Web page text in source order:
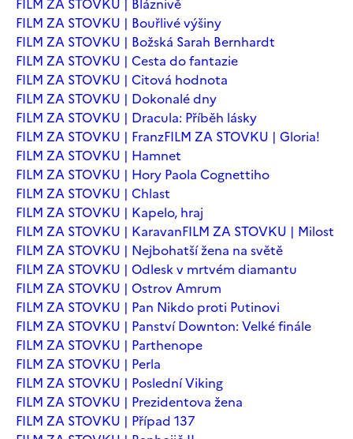
FILM ZA STOVKU | Bouřlivé výšiny
FILM ZA STOVKU | Božská Sarah Bernhardt
FILM ZA STOVKU | Cesta do fantazie
FILM ZA STOVKU | Citová hodnota
FILM ZA STOVKU | Dokonalé dny
FILM ZA STOVKU | Dracula: Příběh lásky
FILM ZA STOVKU | FranzFILM ZA STOVKU | Gloria!
FILM ZA STOVKU | Hamnet
FILM ZA STOVKU | Hory Paola Cognettiho
FILM ZA STOVKU | Chlast
FILM ZA STOVKU | Kapelo, hraj
FILM ZA STOVKU | KaravanFILM ZA STOVKU | Milost
FILM ZA STOVKU | Nejbohatší žena na světě
FILM ZA STOVKU | Odlesk v mrtvém diamantu
FILM ZA STOVKU | Ostrov Amrum
FILM ZA STOVKU | Pan Nikdo proti Putinovi
FILM ZA STOVKU | Panství Downton: Velké finále
FILM ZA STOVKU | Parthenope
FILM ZA STOVKU | Perla
FILM ZA STOVKU | Poslední Viking
FILM ZA STOVKU | Prezidentova žena
FILM ZA STOVKU | Případ 137